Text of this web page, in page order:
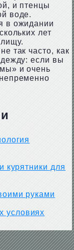
и птенцы
воде.
в ожидании
лет
так часто, как
если вы
и очень
курятники для
руками
условиях